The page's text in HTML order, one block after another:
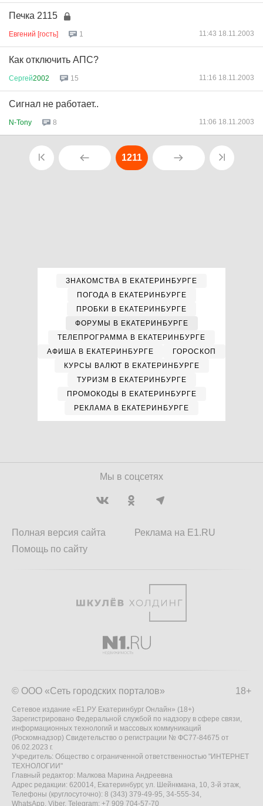
Печка 2115
Евгений [гость] 1 11:43 18.11.2003
Как отключить АПС?
Сергей2002 15 11:16 18.11.2003
Сигнал не работает..
N-Tony 8 11:06 18.11.2003
1211
ЗНАКОМСТВА В ЕКАТЕРИНБУРГЕ
ПОГОДА В ЕКАТЕРИНБУРГЕ
ПРОБКИ В ЕКАТЕРИНБУРГЕ
ФОРУМЫ В ЕКАТЕРИНБУРГЕ
ТЕЛЕПРОГРАММА В ЕКАТЕРИНБУРГЕ
АФИША В ЕКАТЕРИНБУРГЕ
ГОРОСКОП
КУРСЫ ВАЛЮТ В ЕКАТЕРИНБУРГЕ
ТУРИЗМ В ЕКАТЕРИНБУРГЕ
ПРОМОКОДЫ В ЕКАТЕРИНБУРГЕ
РЕКЛАМА В ЕКАТЕРИНБУРГЕ
Мы в соцсетях
Полная версия сайта
Помощь по сайту
Реклама на E1.RU
18+
© ООО «Сеть городских порталов»
Сетевое издание «Е1.РУ Екатеринбург Онлайн» (18+)
Зарегистрировано Федеральной службой по надзору в сфере связи,
информационных технологий и массовых коммуникаций
(Роскомнадзор) Свидетельство о регистрации № ФС77-84675 от
06.02.2023 г.
Учредитель: Общество с ограниченной ответственностью "ИНТЕРНЕТ
ТЕХНОЛОГИИ"
Главный редактор: Малкова Марина Андреевна
Адрес редакции: 620014, Екатеринбург, ул. Шейнкмана, 10, 3-й этаж,
Телефоны (круглосуточно): 8 (343) 379-49-95, 34-555-34,
WhatsApp, Viber, Telegram: +7 909 704-57-70